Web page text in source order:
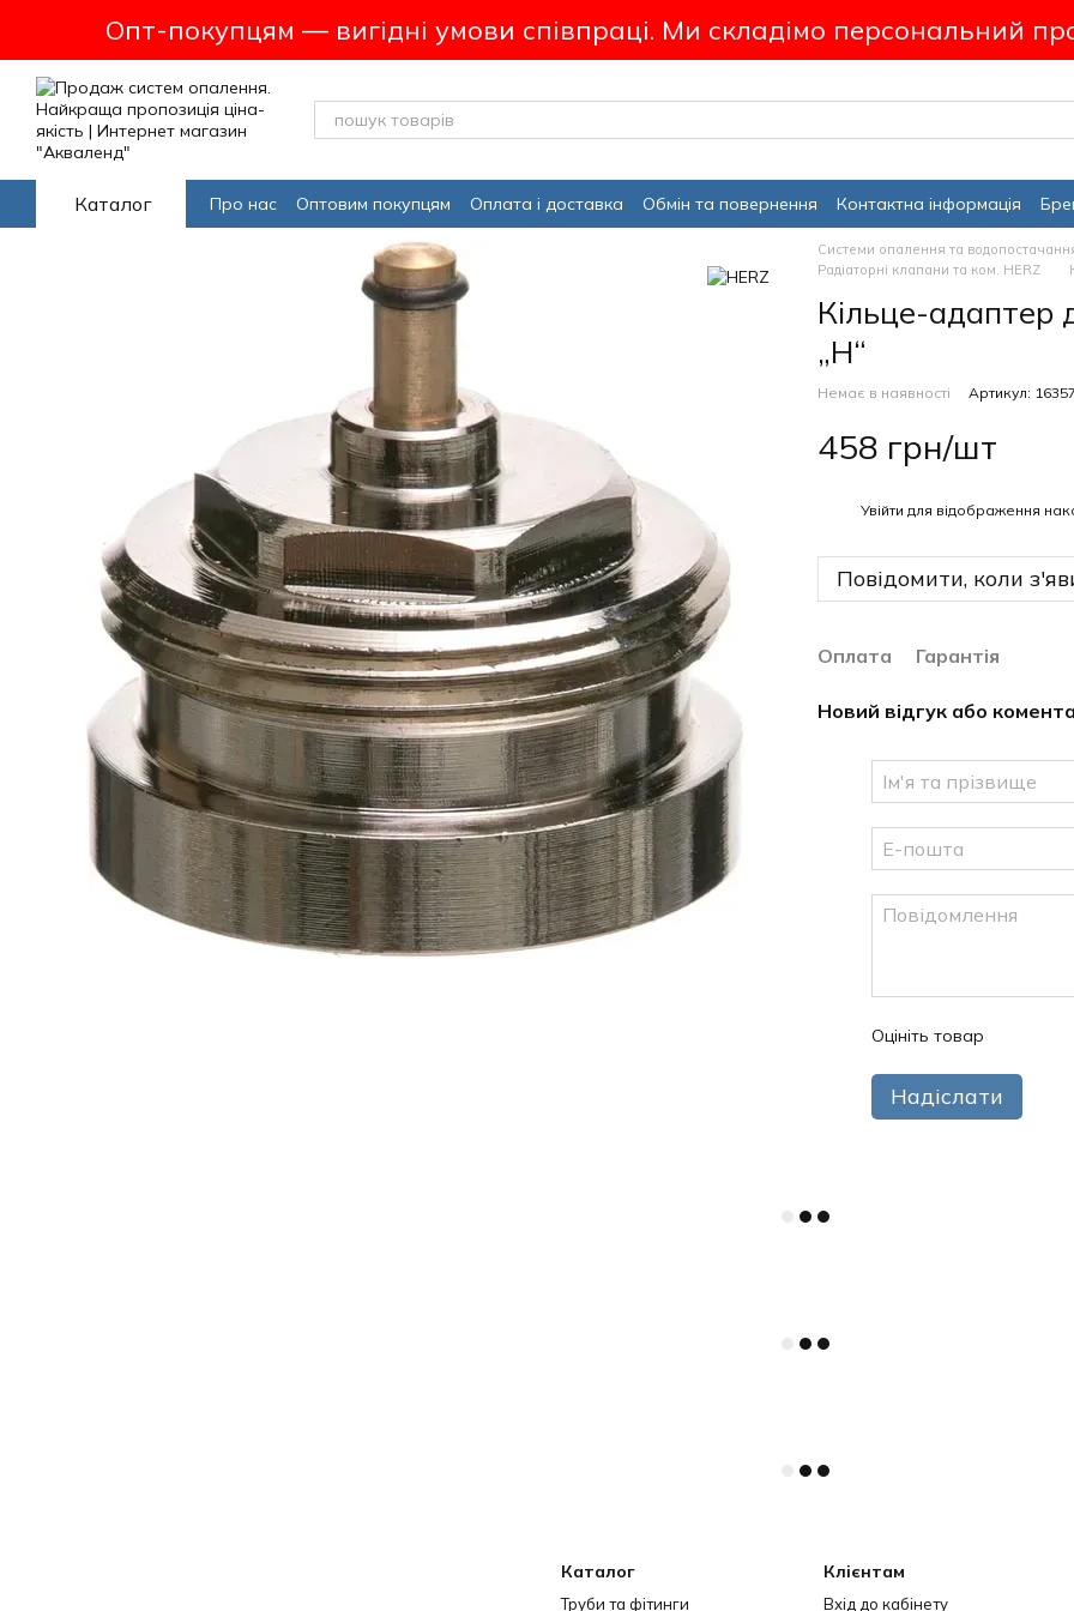
Перейти до основного контенту
Опт-покупцям — вигідні умови співпраці. Ми складімо персональний
Каталог Про нас Оптовим покупцям Оплата і доставка Обмін та повернення Контактна інформація
Програма лояльсності
Системи опалення та
Радіаторні клапани та ком. HERZ
Кільце-адаптер
„H“
Немає в наявності Артикул:
458 грн/шт
Увійти для відображення
Повідомити, коли
Оплата Гарантія
Новий відгук або
Оцініть товар
Надіслати
Каталог
Труби та фітинги
Клієнтам
Вхід до кабінету